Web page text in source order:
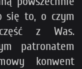
się to, o czym
z Was.
patronatem
konwent